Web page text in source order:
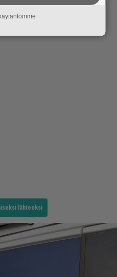
lähteeksi